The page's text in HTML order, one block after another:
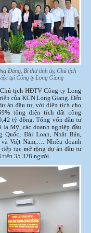
Đảng, Bí thư tỉnh ủy, Chủ tịch
tại Công ty Long Giang
tịch HĐTV Công ty Long
của KCN Long Giang. Đến
án đầu tư, với diện tích cho
tổng diện tích đất công
tỷ đồng. Tổng vốn đầu tư
la Mỹ, các doanh nghiệp đầu
Quốc, Đài Loan, Nhật Bản,
và Việt Nam,…. Nhiều doanh
tục mở rộng dự án đầu tư
35.328 người.